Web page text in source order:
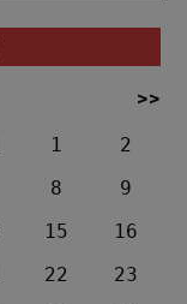
>>
1
2
8
9
15
16
22
23